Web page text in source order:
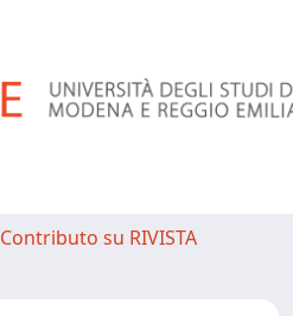
Contributo su RIVISTA